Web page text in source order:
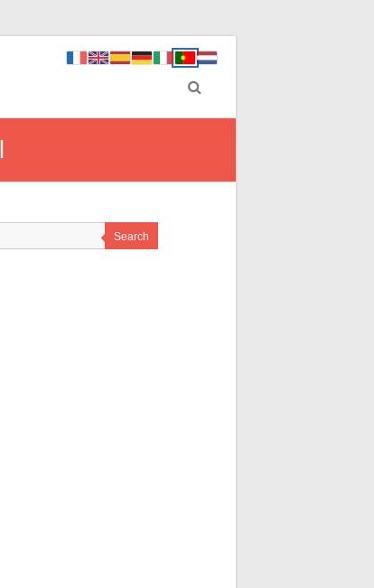
Search